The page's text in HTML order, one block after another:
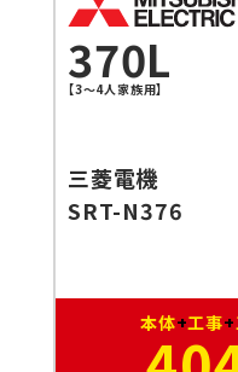
370L
【3～4人家族用】
三菱電機
SRT-N376
本体+工事+